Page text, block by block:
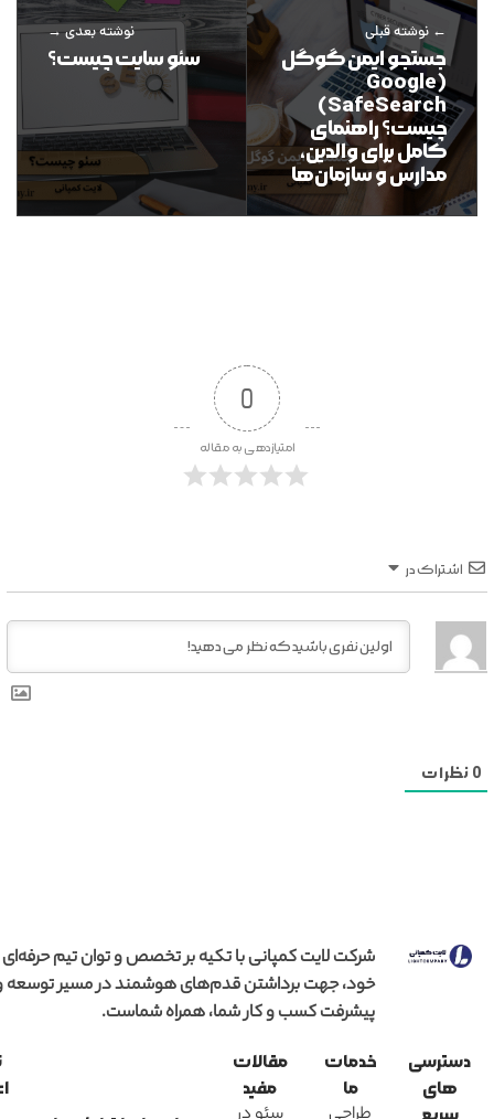
نوشته قبلی
جستجو ایمن گوگل
(Google
SafeSearch)
چیست؟ راهنمای
کامل برای والدین،
مدارس و سازمان‌ها
نوشته بعدی
سئو سایت چیست؟
0
امتیازدهی به مقاله
اشتراک در
0 نظرات
شرکت لایت کمپانی با تکیه بر تخصص و توان تیم حرفه‌ای
خود، جهت برداشتن قدم‌های هوشمند در مسیر توسعه
پیشرفت کسب و کار شما، همراه شماست.
دسترسی
های
خدمات
ما
مقالات
مفید